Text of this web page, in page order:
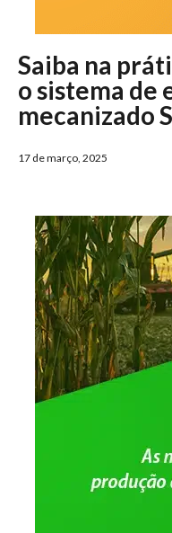
Saiba na
o sistema de
mecanizado
17 de março, 2025